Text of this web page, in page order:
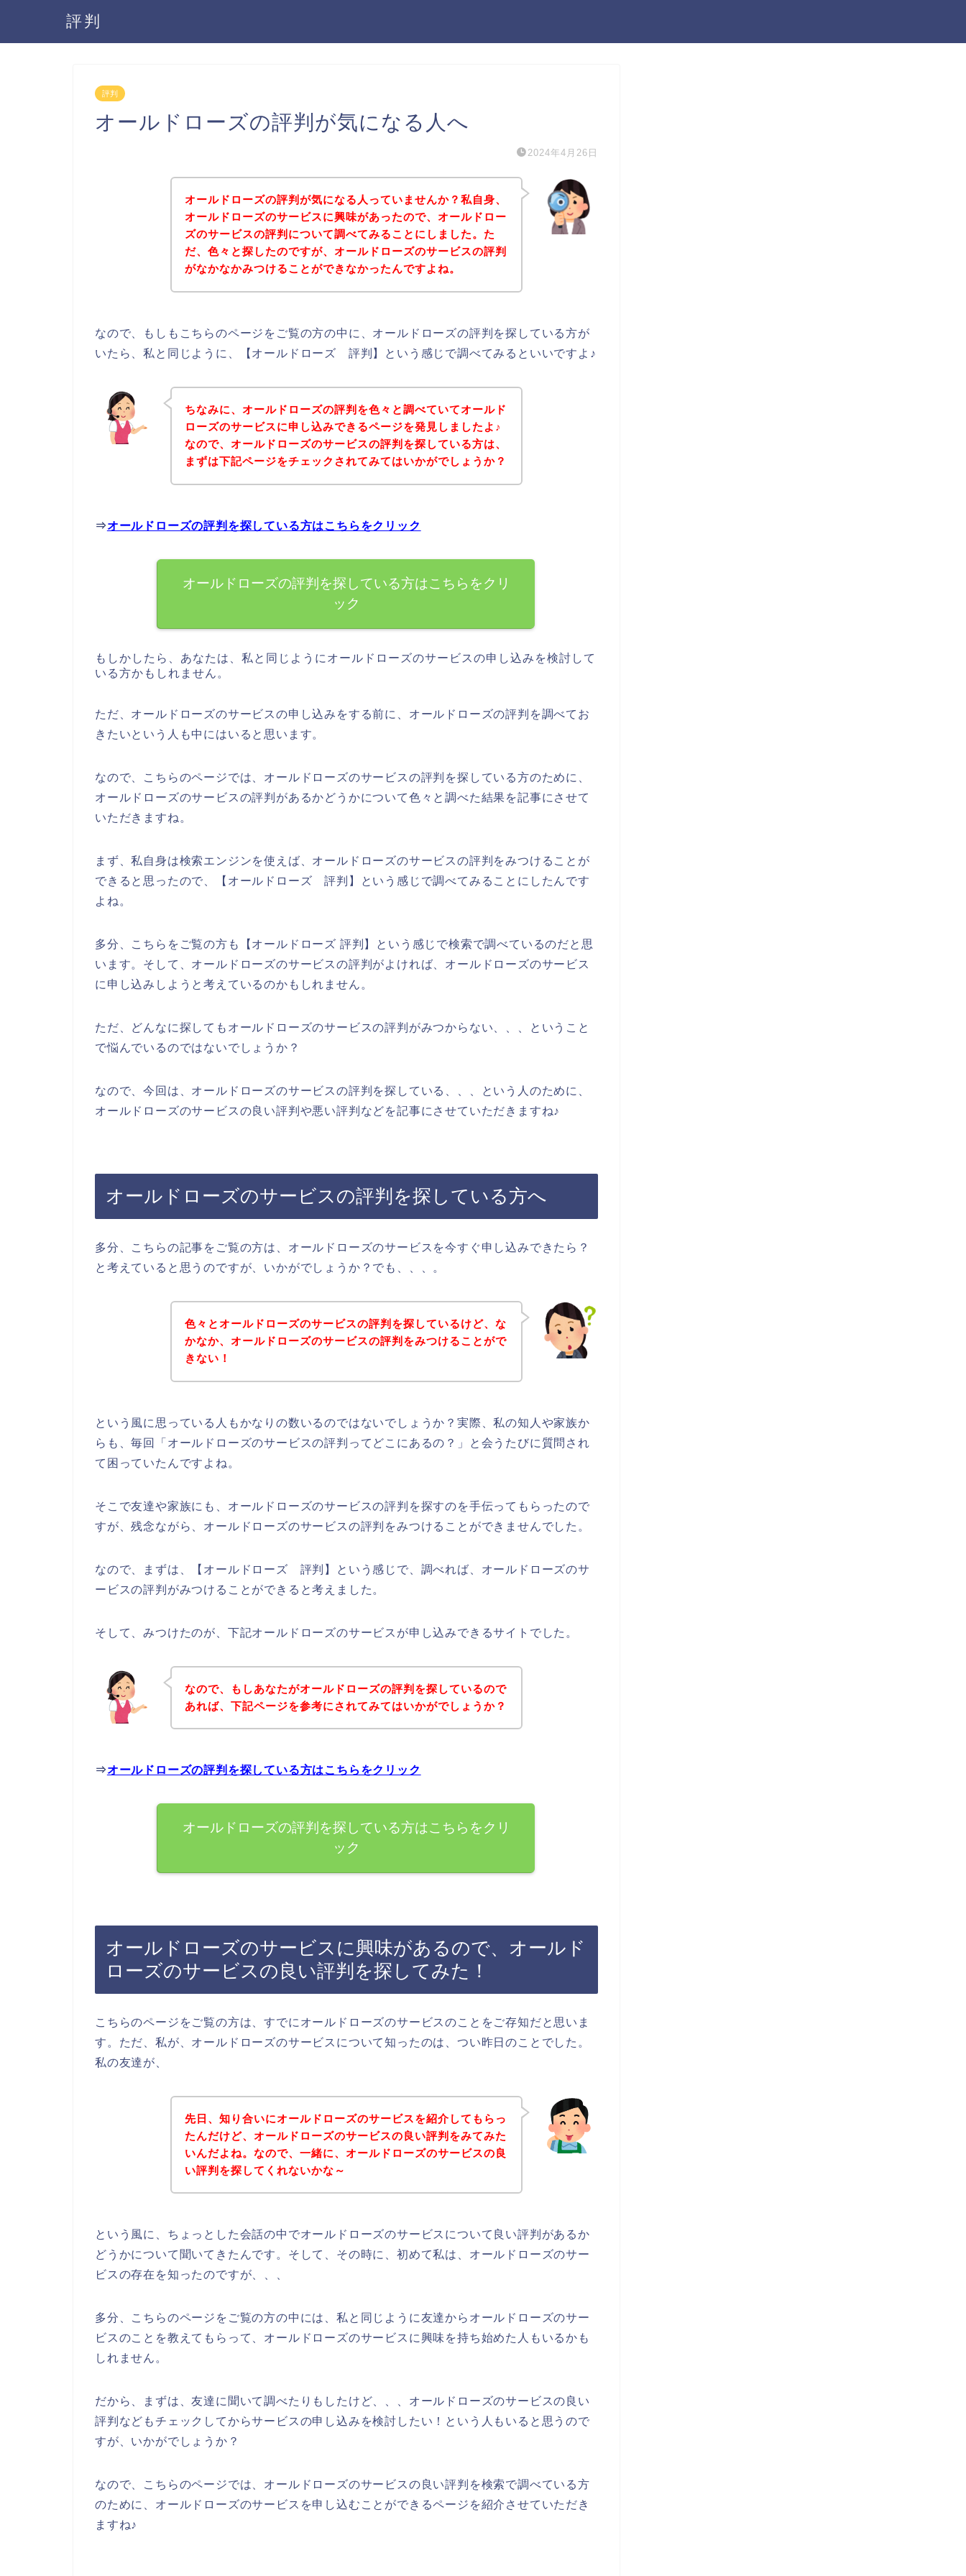
評判
評判
オールドローズの評判が気になる人へ
2024年4月26日
オールドローズの評判が気になる人っていませんか？私自身、
オールドローズのサービスに興味があったので、オールドロー
ズのサービスの評判について調べてみることにしました。た
だ、色々と探したのですが、オールドローズのサービスの評判
がなかなかみつけることができなかったんですよね。
なので、もしもこちらのページをご覧の方の中に、オールドローズの評判を探している方が
いたら、私と同じように、【オールドローズ 評判】という感じで調べてみるといいですよ♪
ちなみに、オールドローズの評判を色々と調べていてオールド
ローズのサービスに申し込みできるページを発見しましたよ♪
なので、オールドローズのサービスの評判を探している方は、
まずは下記ページをチェックされてみてはいかがでしょうか？
⇒オールドローズの評判を探している方はこちらをクリック
オールドローズの評判を探している方はこちらをクリ
ック
もしかしたら、あなたは、私と同じようにオールドローズのサービスの申し込みを検討して
いる方かもしれません。
ただ、オールドローズのサービスの申し込みをする前に、オールドローズの評判を調べてお
きたいという人も中にはいると思います。
なので、こちらのページでは、オールドローズのサービスの評判を探している方のために、
オールドローズのサービスの評判があるかどうかについて色々と調べた結果を記事にさせて
いただきますね。
まず、私自身は検索エンジンを使えば、オールドローズのサービスの評判をみつけることが
できると思ったので、【オールドローズ 評判】という感じで調べてみることにしたんです
よね。
多分、こちらをご覧の方も【オールドローズ 評判】という感じで検索で調べているのだと思
います。そして、オールドローズのサービスの評判がよければ、オールドローズのサービス
に申し込みしようと考えているのかもしれません。
ただ、どんなに探してもオールドローズのサービスの評判がみつからない、、、ということ
で悩んでいるのではないでしょうか？
なので、今回は、オールドローズのサービスの評判を探している、、、という人のために、
オールドローズのサービスの良い評判や悪い評判などを記事にさせていただきますね♪
オールドローズのサービスの評判を探している方へ
多分、こちらの記事をご覧の方は、オールドローズのサービスを今すぐ申し込みできたら？
と考えていると思うのですが、いかがでしょうか？でも、、、。
色々とオールドローズのサービスの評判を探しているけど、な
かなか、オールドローズのサービスの評判をみつけることがで
きない！
という風に思っている人もかなりの数いるのではないでしょうか？実際、私の知人や家族か
らも、毎回「オールドローズのサービスの評判ってどこにあるの？」と会うたびに質問され
て困っていたんですよね。
そこで友達や家族にも、オールドローズのサービスの評判を探すのを手伝ってもらったので
すが、残念ながら、オールドローズのサービスの評判をみつけることができませんでした。
なので、まずは、【オールドローズ 評判】という感じで、調べれば、オールドローズのサ
ービスの評判がみつけることができると考えました。
そして、みつけたのが、下記オールドローズのサービスが申し込みできるサイトでした。
なので、もしあなたがオールドローズの評判を探しているので
あれば、下記ページを参考にされてみてはいかがでしょうか？
⇒オールドローズの評判を探している方はこちらをクリック
オールドローズの評判を探している方はこちらをクリ
ック
オールドローズのサービスに興味があるので、オールド
ローズのサービスの良い評判を探してみた！
こちらのページをご覧の方は、すでにオールドローズのサービスのことをご存知だと思いま
す。ただ、私が、オールドローズのサービスについて知ったのは、つい昨日のことでした。
私の友達が、
先日、知り合いにオールドローズのサービスを紹介してもらっ
たんだけど、オールドローズのサービスの良い評判をみてみた
いんだよね。なので、一緒に、オールドローズのサービスの良
い評判を探してくれないかな～
という風に、ちょっとした会話の中でオールドローズのサービスについて良い評判があるか
どうかについて聞いてきたんです。そして、その時に、初めて私は、オールドローズのサー
ビスの存在を知ったのですが、、、
多分、こちらのページをご覧の方の中には、私と同じように友達からオールドローズのサー
ビスのことを教えてもらって、オールドローズのサービスに興味を持ち始めた人もいるかも
しれません。
だから、まずは、友達に聞いて調べたりもしたけど、、、オールドローズのサービスの良い
評判などもチェックしてからサービスの申し込みを検討したい！という人もいると思うので
すが、いかがでしょうか？
なので、こちらのページでは、オールドローズのサービスの良い評判を検索で調べている方
のために、オールドローズのサービスを申し込むことができるページを紹介させていただき
ますね♪